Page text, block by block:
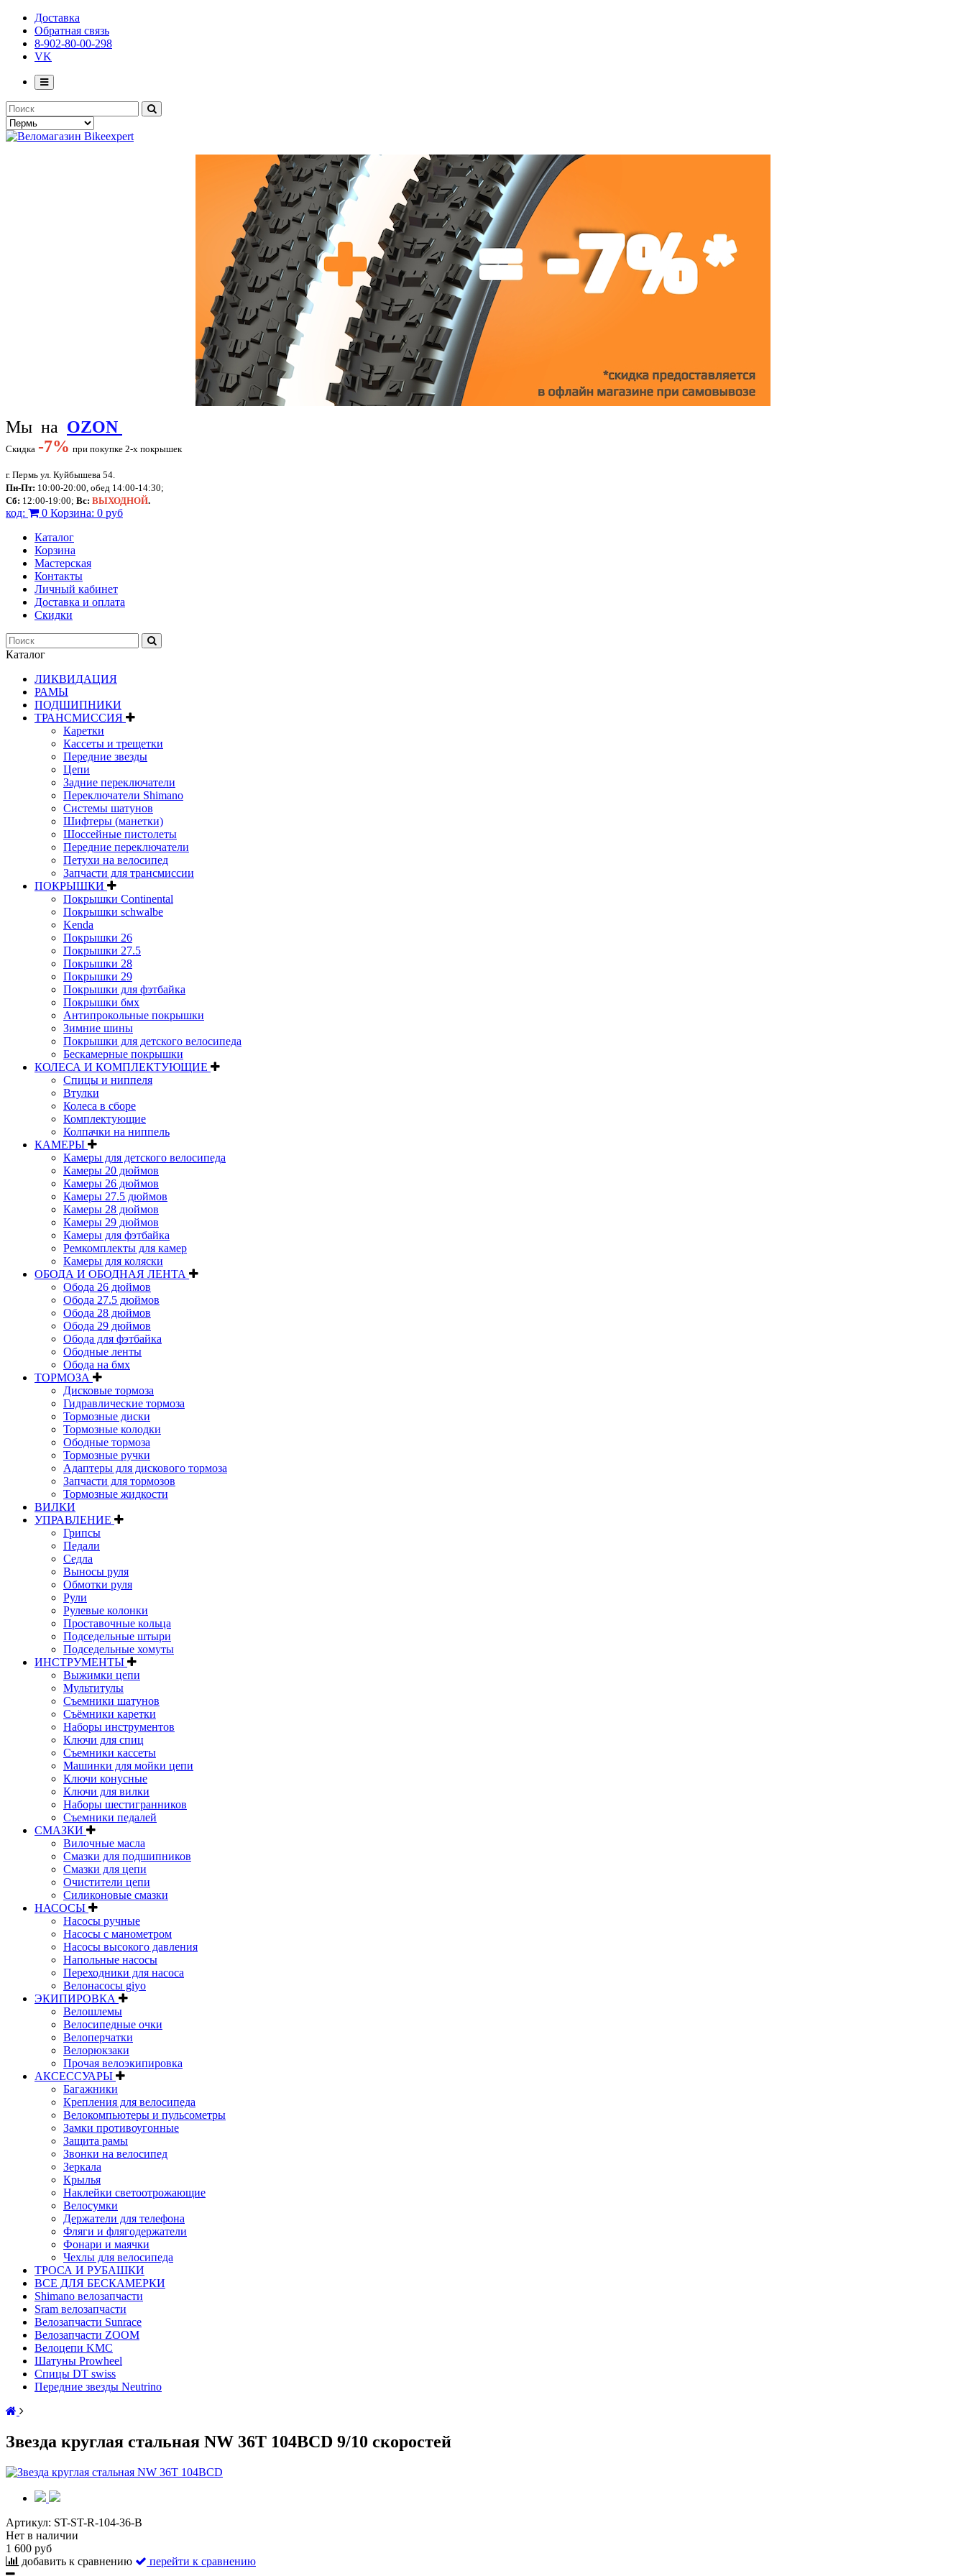
Доставка
Обратная связь
8-902-80-00-298
VK
Мы на OZON
Скидка -7% при покупке 2-х покрышек
г. Пермь ул. Куйбышева 54.
Пн-Пт: 10:00-20:00, обед 14:00-14:30;
Сб: 12:00-19:00; Вс: ВЫХОДНОЙ.
код: 0 Корзина: 0 руб
Каталог
Корзина
Мастерская
Контакты
Личный кабинет
Доставка и оплата
Скидки
Каталог
ЛИКВИДАЦИЯ
РАМЫ
ПОДШИПНИКИ
ТРАНСМИССИЯ
Каретки
Кассеты и трещетки
Передние звезды
Цепи
Задние переключатели
Переключатели Shimano
Системы шатунов
Шифтеры (манетки)
Шоссейные пистолеты
Передние переключатели
Петухи на велосипед
Запчасти для трансмиссии
ПОКРЫШКИ
Покрышки Continental
Покрышки schwalbe
Kenda
Покрышки 26
Покрышки 27.5
Покрышки 28
Покрышки 29
Покрышки для фэтбайка
Покрышки бмх
Антипрокольные покрышки
Зимние шины
Покрышки для детского велосипеда
Бескамерные покрышки
КОЛЕСА И КОМПЛЕКТУЮЩИЕ
Спицы и ниппеля
Втулки
Колеса в сборе
Комплектующие
Колпачки на ниппель
КАМЕРЫ
Камеры для детского велосипеда
Камеры 20 дюймов
Камеры 26 дюймов
Камеры 27.5 дюймов
Камеры 28 дюймов
Камеры 29 дюймов
Камеры для фэтбайка
Ремкомплекты для камер
Камеры для коляски
ОБОДА И ОБОДНАЯ ЛЕНТА
Обода 26 дюймов
Обода 27.5 дюймов
Обода 28 дюймов
Обода 29 дюймов
Обода для фэтбайка
Ободные ленты
Обода на бмх
ТОРМОЗА
Дисковые тормоза
Гидравлические тормоза
Тормозные диски
Тормозные колодки
Ободные тормоза
Тормозные ручки
Адаптеры для дискового тормоза
Запчасти для тормозов
Тормозные жидкости
ВИЛКИ
УПРАВЛЕНИЕ
Грипсы
Педали
Седла
Выносы руля
Обмотки руля
Рули
Рулевые колонки
Проставочные кольца
Подседельные штыри
Подседельные хомуты
ИНСТРУМЕНТЫ
Выжимки цепи
Мультитулы
Съемники шатунов
Съёмники каретки
Наборы инструментов
Ключи для спиц
Съемники кассеты
Машинки для мойки цепи
Ключи конусные
Ключи для вилки
Наборы шестигранников
Съемники педалей
СМАЗКИ
Вилочные масла
Смазки для подшипников
Смазки для цепи
Очистители цепи
Силиконовые смазки
НАСОСЫ
Насосы ручные
Насосы с манометром
Насосы высокого давления
Напольные насосы
Переходники для насоса
Велонасосы giyo
ЭКИПИРОВКА
Велошлемы
Велосипедные очки
Велоперчатки
Велорюкзаки
Прочая велоэкипировка
АКСЕССУАРЫ
Багажники
Крепления для велосипеда
Велокомпьютеры и пульсометры
Замки противоугонные
Защита рамы
Звонки на велосипед
Зеркала
Крылья
Наклейки светоотрожающие
Велосумки
Держатели для телефона
Фляги и флягодержатели
Фонари и маячки
Чехлы для велосипеда
ТРОСА И РУБАШКИ
ВСЕ ДЛЯ БЕСКАМЕРКИ
Shimano велозапчасти
Sram велозапчасти
Велозапчасти Sunrace
Велозапчасти ZOOM
Велоцепи KMC
Шатуны Prowheel
Спицы DT swiss
Передние звезды Neutrino
Звезда круглая стальная NW 36T 104BCD 9/10 скоростей
Артикул: ST-ST-R-104-36-B
Нет в наличии
1 600 руб
добавить к сравнению
перейти к сравнению